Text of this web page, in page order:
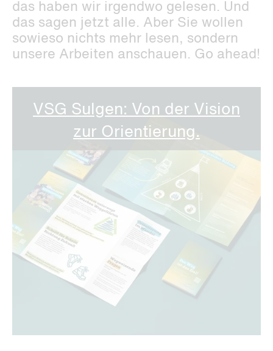
das haben wir irgendwo gelesen. Und
das sagen jetzt alle. Aber Sie wollen
sowieso nichts mehr lesen, sondern
unsere Arbeiten anschauen. Go ahead!
VSG Sulgen: Von der Vision
zur Orientierung.